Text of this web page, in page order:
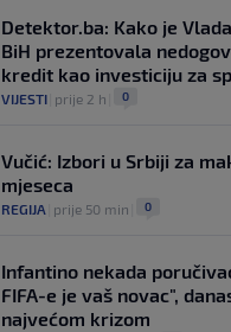
Detektor.ba: Kako je
BiH prezentovala
kredit kao investiciju za
VIJESTI prije 2 h 0
Vučić: Izbori u Srbiji za
mjeseca
REGIJA prije 50 min 0
Infantino nekada
FIFA-e je vaš novac",
najvećom krizom